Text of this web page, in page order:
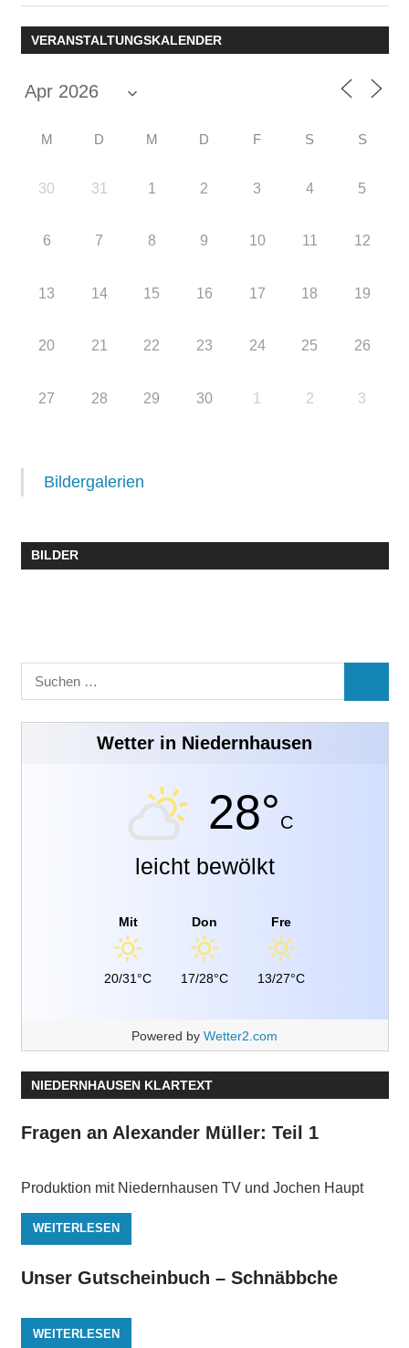
Beitrag:
VERANSTALTUNGSKALENDER
M D M D F S S
30 31 1 2 3 4 5
6 7 8 9 10 11 12
13 14 15 16 17 18 19
20 21 22 23 24 25 26
27 28 29 30 1 2 3
Bildergalerien
BILDER
Suchen
nach:
Wetter in Niedernhausen
28°C
leicht bewölkt
Mit
20/31°C
Don
17/28°C
Fre
13/27°C
Powered by Wetter2.com
NIEDERNHAUSEN KLARTEXT
Fragen an Alexander Müller: Teil 1
Produktion mit Niedernhausen TV und Jochen Haupt
WEITERLESEN
Unser Gutscheinbuch – Schnäbbche
WEITERLESEN